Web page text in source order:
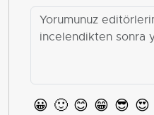
😀 🙂 😊 😁 😎 😍